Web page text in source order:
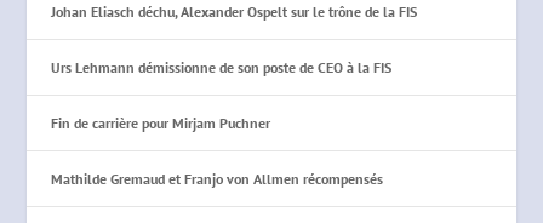
Johan Eliasch déchu, Alexander Ospelt sur le trône de la FIS
Urs Lehmann démissionne de son poste de CEO à la FIS
Fin de carrière pour Mirjam Puchner
Mathilde Gremaud et Franjo von Allmen récompensés